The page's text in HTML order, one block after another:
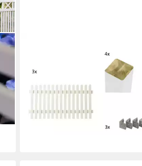
Gartenzaun Retro, (Set), Höhe: 80
cm, Gesamtlänge: 4,78 bis 23,62 m,
ab 674,49 €
lieferbar - in 6-7 Werktagen bei dir